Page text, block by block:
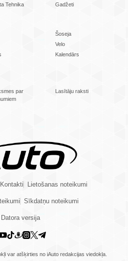
Tehnika
Gadžeti
Šoseja
Velo
Kalendārs
par
Lasītāju raksti
Kontakti Lietošanas noteikumi
Sīkdatņu noteikumi
Datora versija
var atšķirties no iAuto redakcijas viedokļa.